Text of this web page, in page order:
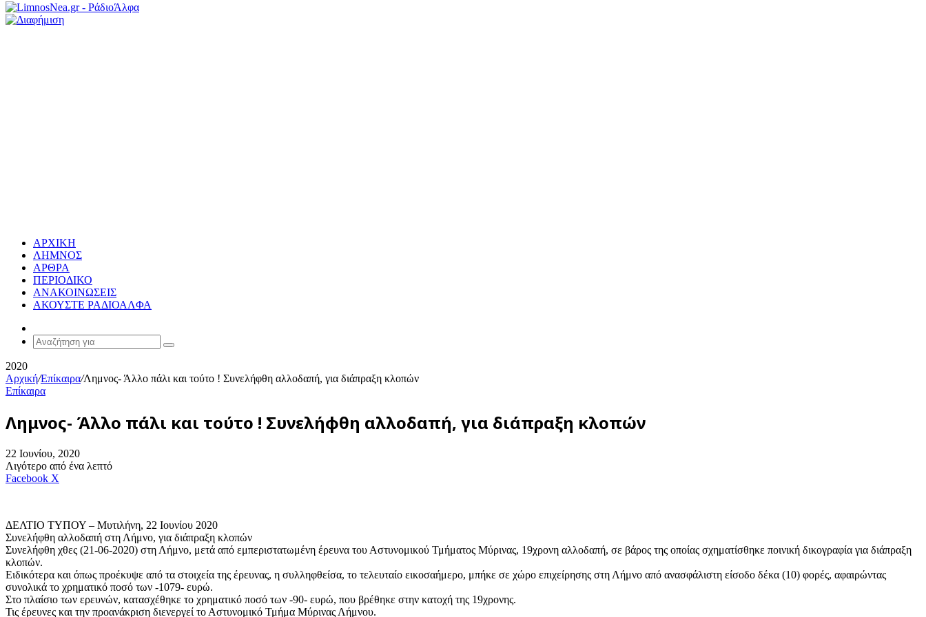
ΑΡΧΙΚΗ
ΛΗΜΝΟΣ
ΑΡΘΡΑ
ΠΕΡΙΟΔΙΚΟ
ΑΝΑΚΟΙΝΩΣΕΙΣ
ΑΚΟΥΣΤΕ ΡΑΔΙΟΑΛΦΑ
Article
Αναζήτηση
2020
Αρχική/Επίκαιρα/Λημνος- Άλλο πάλι και τούτο ! Συνελήφθη αλλοδαπή, για διάπραξη κλοπών
Επίκαιρα
Λημνος- Άλλο πάλι και τούτο ! Συνελήφθη αλλοδαπή, για διάπραξη κλοπών
22 Ιουνίου, 2020
Λιγότερο από ένα λεπτό
Facebook X
ΔΕΛΤΙΟ ΤΥΠΟΥ – Μυτιλήνη, 22 Ιουνίου 2020
Συνελήφθη αλλοδαπή στη Λήμνο, για διάπραξη κλοπών
Συνελήφθη χθες (21-06-2020) στη Λήμνο, μετά από εμπεριστατωμένη έρευνα του Αστυνομικού Τμήματος Μύρινας, 19χρονη αλλοδαπή, σε βάρος της οποίας σχηματίσθηκε ποινική δικογραφία για διάπραξη
κλοπών.
Ειδικότερα και όπως προέκυψε από τα στοιχεία της έρευνας, η συλληφθείσα, το τελευταίο εικοσαήμερο, μπήκε σε χώρο επιχείρησης στη Λήμνο από ανασφάλιστη είσοδο δέκα (10) φορές, αφαιρώντας
συνολικά το χρηματικό ποσό των -1079- ευρώ.
Στο πλαίσιο των ερευνών, κατασχέθηκε το χρηματικό ποσό των -90- ευρώ, που βρέθηκε στην κατοχή της 19χρονης.
Τις έρευνες και την προανάκριση διενεργεί το Αστυνομικό Τμήμα Μύρινας Λήμνου.